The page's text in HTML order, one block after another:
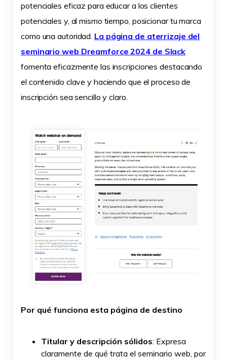
potenciales eficaz para educar a los clientes
potenciales y, al mismo tiempo, posicionar tu marca
como una autoridad. La página de aterrizaje del
seminario web Dreamforce 2024 de Slack
fomenta eficazmente las inscripciones destacando
el contenido clave y haciendo que el proceso de
inscripción sea sencillo y claro.
Por qué funciona esta página de destino
Titular y descripción sólidos: Expresa
claramente de qué trata el seminario web, por